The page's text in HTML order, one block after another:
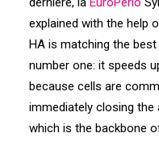
explained with the help
HA is matching the
number one: it speeds
because cells are
immediately closing the
which is the backbone